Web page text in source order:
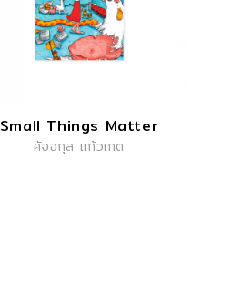
Small Things Matter
คัจฉกุล แก้วเกต